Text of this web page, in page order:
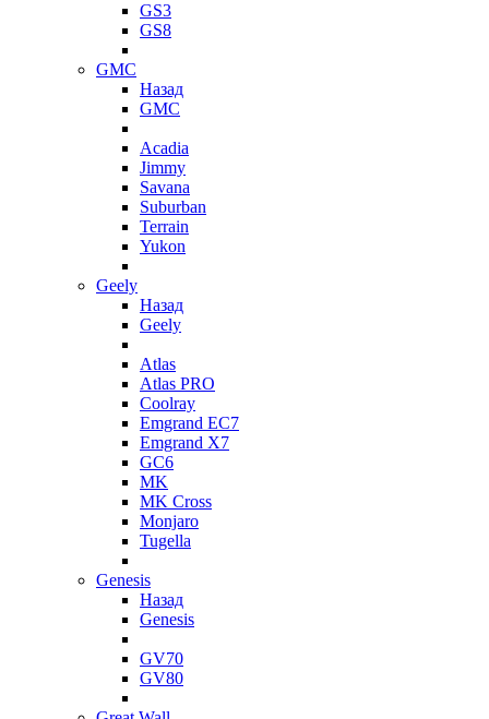
GS3
GS8
GMC
Назад
GMC
Acadia
Jimmy
Savana
Suburban
Terrain
Yukon
Geely
Назад
Geely
Atlas
Atlas PRO
Coolray
Emgrand EC7
Emgrand X7
GC6
MK
MK Cross
Monjaro
Tugella
Genesis
Назад
Genesis
GV70
GV80